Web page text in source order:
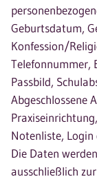
Geburtsdatum,
Konfession/
Telefonnummer,
Passbild,
Abgeschlossene
Notenliste,
Die Daten
ausschließlich